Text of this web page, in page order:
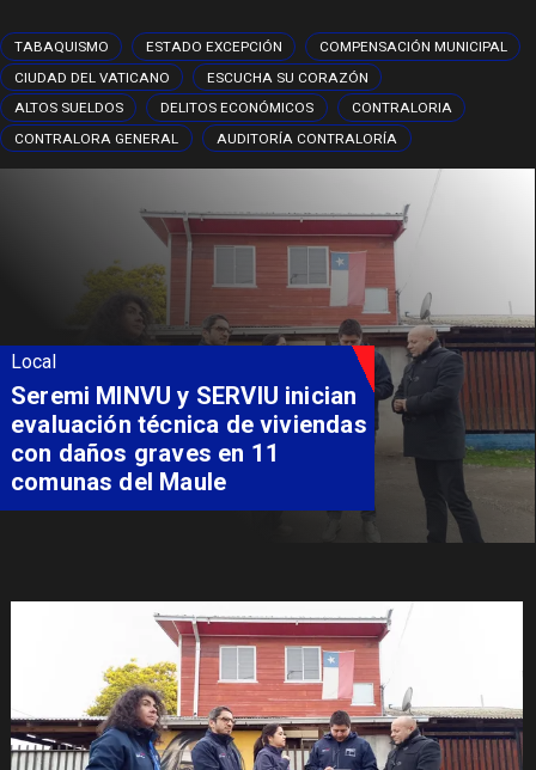
TABAQUISMO ESTADO EXCEPCIÓN
COMPENSACIÓN MUNICIPAL
CIUDAD DEL VATICANO
ESCUCHA SU CORAZÓN
ALTOS SUELDOS
DELITOS ECONÓMICOS
CONTRALORIA
CONTRALORA GENERAL
AUDITORÍA CONTRALORÍA
Local
Fondo Orasmi entrega apoyo a
familia de Romeral para
costear alimentación
especializada de niño con
Síndrome de Intestino Corto